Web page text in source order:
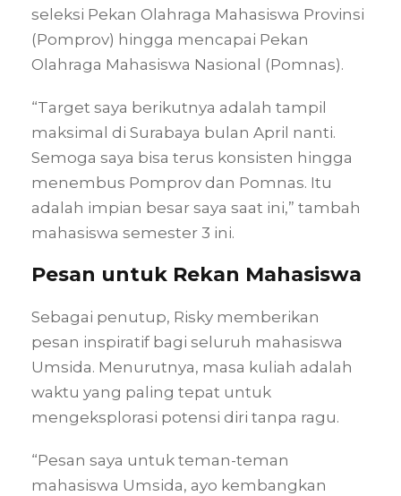
seleksi Pekan Olahraga Mahasiswa Provinsi
(Pomprov) hingga mencapai Pekan
Olahraga Mahasiswa Nasional (Pomnas).
“Target saya berikutnya adalah tampil
maksimal di Surabaya bulan April nanti.
Semoga saya bisa terus konsisten hingga
menembus Pomprov dan Pomnas. Itu
adalah impian besar saya saat ini,” tambah
mahasiswa semester 3 ini.
Pesan untuk Rekan Mahasiswa
Sebagai penutup, Risky memberikan
pesan inspiratif bagi seluruh mahasiswa
Umsida. Menurutnya, masa kuliah adalah
waktu yang paling tepat untuk
mengeksplorasi potensi diri tanpa ragu.
“Pesan saya untuk teman-teman
mahasiswa Umsida, ayo kembangkan